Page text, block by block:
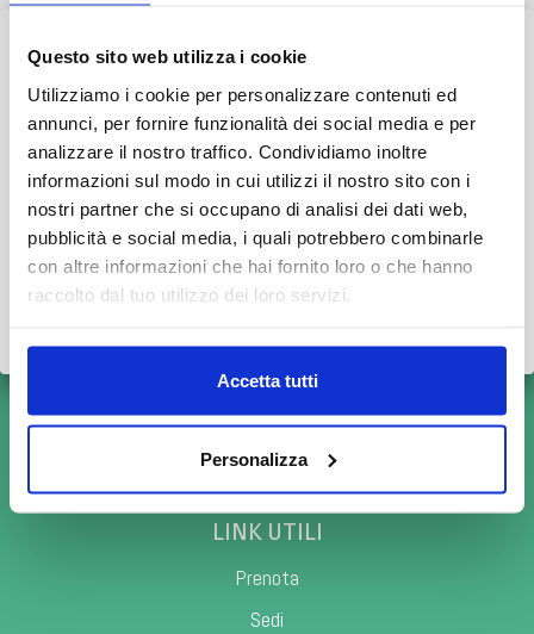
Questo sito web utilizza i cookie
Utilizziamo i cookie per personalizzare contenuti ed
annunci, per fornire funzionalità dei social media e per
analizzare il nostro traffico. Condividiamo inoltre
informazioni sul modo in cui utilizzi il nostro sito con i
nostri partner che si occupano di analisi dei dati web,
pubblicità e social media, i quali potrebbero combinarle
con altre informazioni che hai fornito loro o che hanno
raccolto dal tuo utilizzo dei loro servizi.
Accetta tutti
Personalizza
CONTATTI
bianalisi@pec.eleusi.at
LINK UTILI
Prenota
Sedi
AVVISO AI PAZIENTI
Durante il mese di agosto alcuni Centri potrebbero osservare
orari ridotti o periodi di chiusura.
👉 Vi invitiamo a consultare ilcalendario completo con le
variazioni di agosto.
Grazie.